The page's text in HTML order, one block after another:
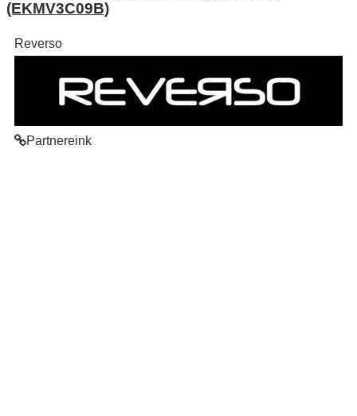
(EKMV3C09B)
Reverso
Partnereink